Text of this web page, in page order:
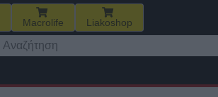
Macrolife Liakoshop
για: